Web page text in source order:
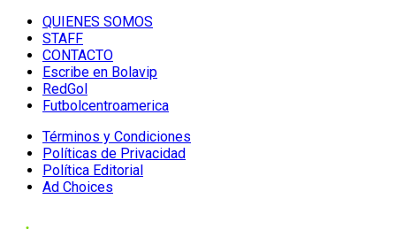
QUIENES SOMOS
STAFF
CONTACTO
Escribe en Bolavip
RedGol
Futbolcentroamerica
Términos y Condiciones
Políticas de Privacidad
Política Editorial
Ad Choices